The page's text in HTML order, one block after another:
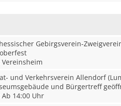
Gebirgsverein-
Vereinsheim
und Verkehrsverein Allendorf
und Bürgertreff
Ab 14:00 Uhr